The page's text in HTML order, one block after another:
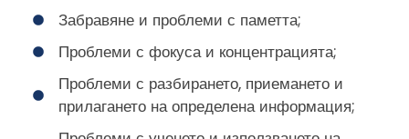
Забравяне и проблеми с паметта;
Проблеми с фокуса и концентрацията;
Проблеми с разбирането, приемането и
прилагането на определена информация;